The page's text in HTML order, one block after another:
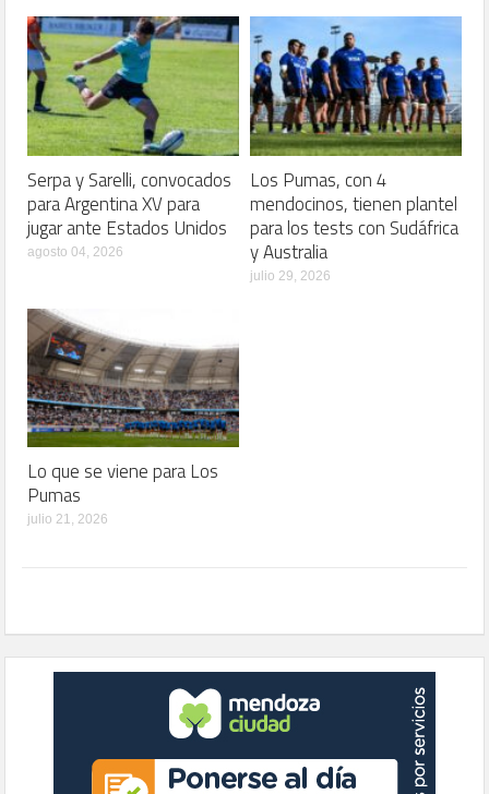
Serpa y Sarelli, convocados
para Argentina XV para
jugar ante Estados Unidos
agosto 04, 2026
Los Pumas, con 4
mendocinos, tienen plantel
para los tests con Sudáfrica
y Australia
julio 29, 2026
Lo que se viene para Los
Pumas
julio 21, 2026